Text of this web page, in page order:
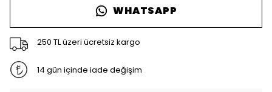
WHATSAPP
250 TL üzeri ücretsiz kargo
14 gün içinde iade değişim